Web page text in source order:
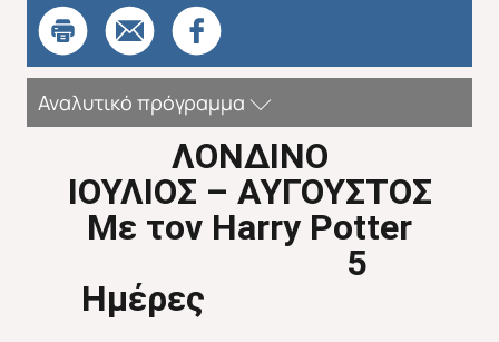
Αναλυτικό πρόγραμμα
ΛΟΝΔΙΝΟ
ΙΟΥΛΙΟΣ – ΑΥΓΟΥΣΤΟΣ
Με τον Harry Potter
5
Ημέρες